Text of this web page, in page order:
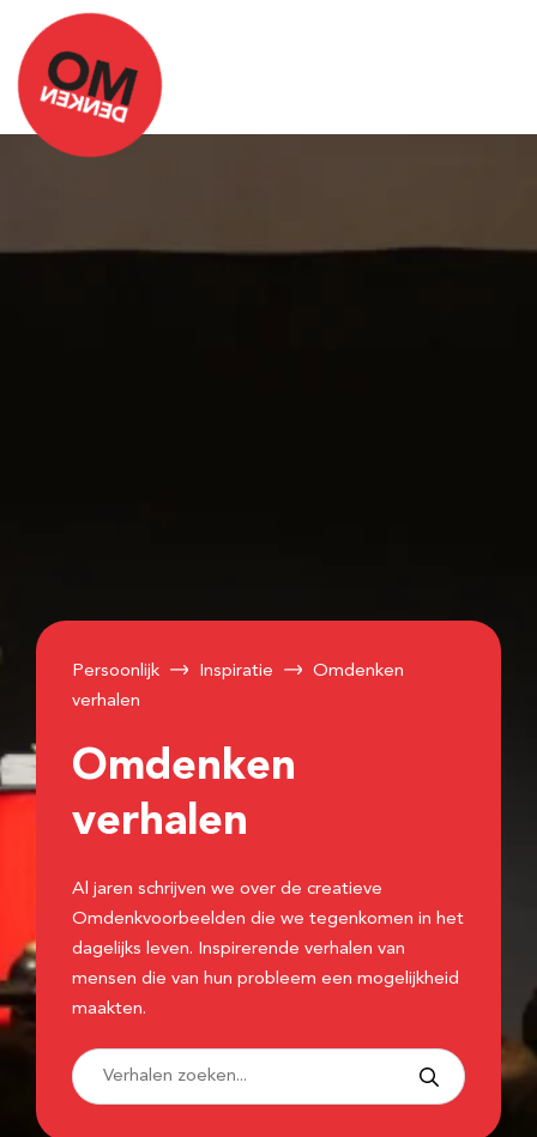
Persoonlijk Inspiratie
Omdenken
verhalen
Omdenken
verhalen
Al jaren schrijven we over de creatieve
Omdenkvoorbeelden die we tegenkomen in het
dagelijks leven. Inspirerende verhalen van
mensen die van hun probleem een mogelijkheid
maakten.